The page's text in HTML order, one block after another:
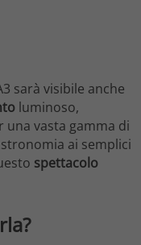
sarà visibile anche
luminoso,
una vasta gamma di
ai semplici
spettacolo